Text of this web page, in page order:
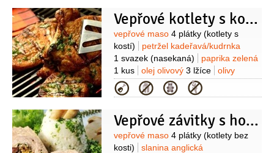
Vepřové kotlety s kostí
Suroviny
vepřové maso 4 plátky (kotlety s
kostí)
petržel kadeřavá/kudrnka
1 svazek (nasekaná)
paprika zelená
1 kus
olej olivový 3 lžíce
olivy
zelené8 kusů (nadrobno nakrájené
)
pepř černý(mletý) sůl
Kategorie
Vepřové závitky s houbami
Suroviny
vepřové maso 4 plátky (kotlety bez
kosti)
slanina anglická